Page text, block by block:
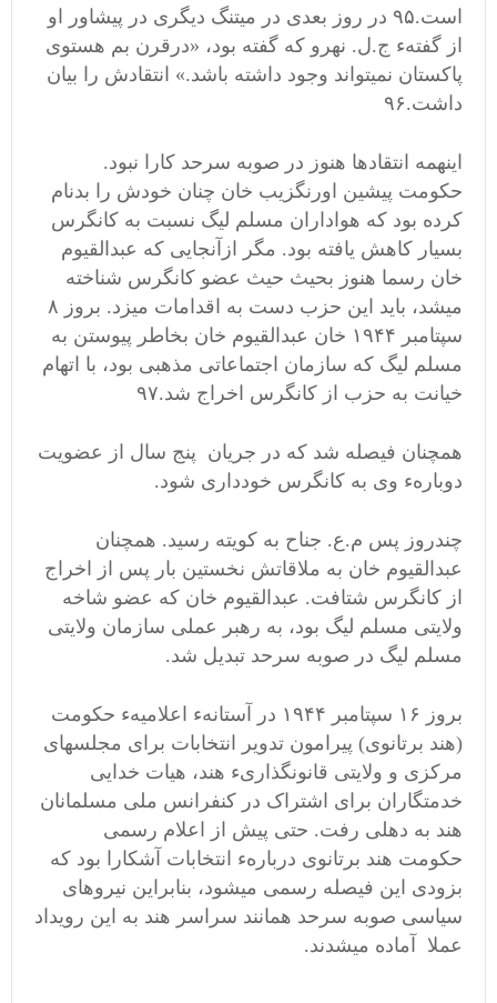
است.۹۵ در روز بعدی در میتنگ دیگری در پیشاور او
از گفتهء ج.ل. نهرو که گفته بود، «درقرن بم هستوی
پاکستان نمیتواند وجود داشته باشد.» انتقادش را بیان
داشت.۹۶
اینهمه انتقادها هنوز در صوبه سرحد کارا نبود.
حکومت پیشین اورنگزیب خان چنان خودش را بدنام
کرده بود که هواداران مسلم لیگ نسبت به کانگرس
بسیار کاهش یافته بود. مگر ازآنجایی که عبدالقیوم
خان رسما هنوز بحیث حیث عضو کانگرس شناخته
میشد، باید این حزب دست به اقدامات میزد. بروز ۸
سپتامبر ۱۹۴۴ خان عبدالقیوم خان بخاطر پیوستن به
مسلم لیگ که سازمان اجتماعاتی مذهبی بود، با اتهام
خیانت به حزب از کانگرس اخراج شد.۹۷
همچنان فیصله شد که در جریان پنج سال از عضویت
دوبارهء وی به کانگرس خودداری شود.
چندروز پس م.ع. جناح به کویته رسید. همچنان
عبدالقیوم خان به ملاقاتش نخستین بار پس از اخراج
از کانگرس شتافت. عبدالقیوم خان که عضو شاخه
ولایتی مسلم لیگ بود، به رهبر عملی سازمان ولایتی
مسلم لیگ در صوبه سرحد تبدیل شد.
بروز ۱۶ سپتامبر ۱۹۴۴ در آستانهء اعلامیهء حکومت
(هند برتانوی) پیرامون تدویر انتخابات برای مجلسهای
مرکزی و ولایتی قانونگذاریء هند، هیات خدایی
خدمتگاران برای اشتراک در کنفرانس ملی مسلمانان
هند به دهلی رفت. حتی پیش از اعلام رسمی
حکومت هند برتانوی دربارهء انتخابات آشکارا بود که
بزودی این فیصله رسمی میشود، بنابراین نیروهای
سیاسی صوبه سرحد همانند سراسر هند به این رویداد
عملا آماده میشدند.